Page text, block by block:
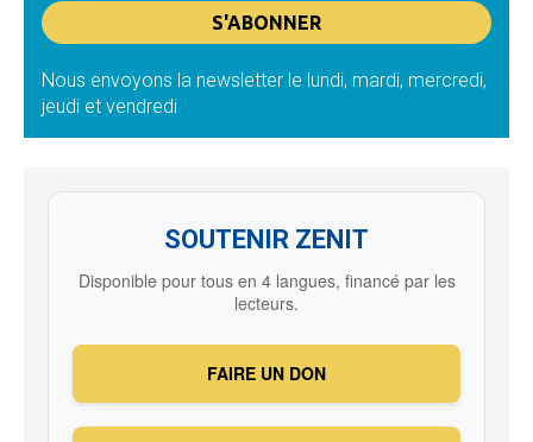
Nous envoyons la newsletter le lundi, mardi, mercredi,
jeudi et vendredi
SOUTENIR ZENIT
Disponible pour tous en 4 langues, financé par les
lecteurs.
FAIRE UN DON